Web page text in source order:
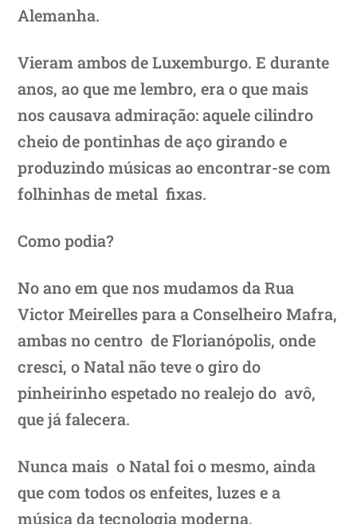
Alemanha.
Vieram ambos de Luxemburgo. E durante
anos, ao que me lembro, era o que mais
nos causava admiração: aquele cilindro
cheio de pontinhas de aço girando e
produzindo músicas ao encontrar-se com
folhinhas de metal fixas.
Como podia?
No ano em que nos mudamos da Rua
Victor Meirelles para a Conselheiro Mafra,
ambas no centro de Florianópolis, onde
cresci, o Natal não teve o giro do
pinheirinho espetado no realejo do avô,
que já falecera.
Nunca mais o Natal foi o mesmo, ainda
que com todos os enfeites, luzes e a
música da tecnologia moderna,